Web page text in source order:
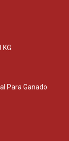
Para Ganado